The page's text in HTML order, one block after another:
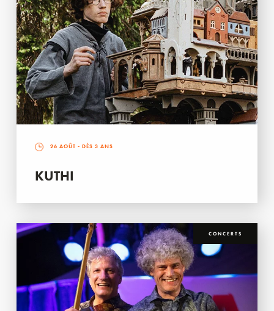
26 AOÛT - DÈS 3 ANS
KUTHI
CONCERTS